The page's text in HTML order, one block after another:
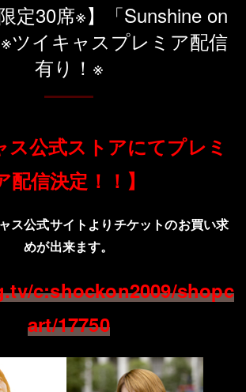
定30席※】「Sunshine on
ツイキャスプレミア配信
有り！※
ス公式ストアにてプレミ
配信決定！！】
ス公式サイトよりチケットのお買い求
めが出来ます。
c:shockon2009/shopc
art/17750